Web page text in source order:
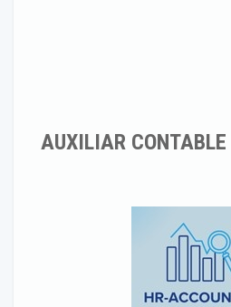
AUXILIAR CONTABLE